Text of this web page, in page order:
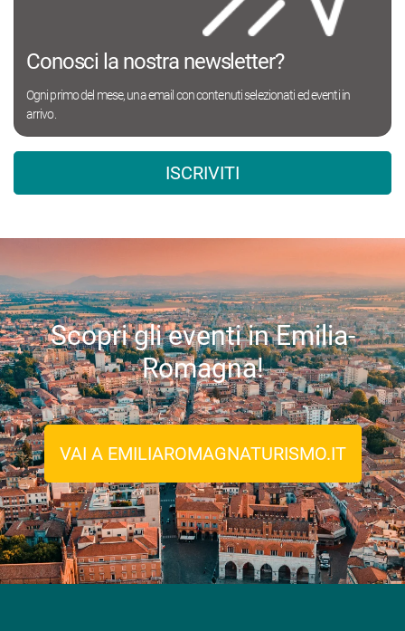
Conosci la nostra newsletter?
Ogni primo del mese, una email con contenuti selezionati ed eventi in
arrivo.
ISCRIVITI
Scopri gli eventi in Emilia-
Romagna!
VAI A EMILIAROMAGNATURISMO.IT